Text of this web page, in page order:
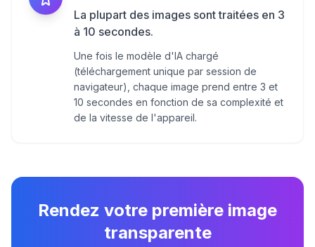
La plupart des images sont traitées en 3
à 10 secondes.
Une fois le modèle d'IA chargé
(téléchargement unique par session de
navigateur), chaque image prend entre 3 et
10 secondes en fonction de sa complexité et
de la vitesse de l'appareil.
Rendez votre première image
transparente